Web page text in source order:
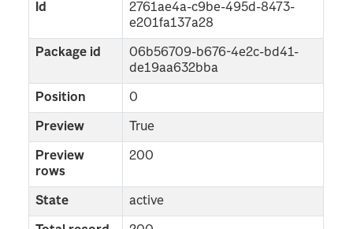
Id
2761ae4a-c9be-495d-8473-
e201fa137a28
Package id
06b56709-b676-4e2c-bd41-
de19aa632bba
Position 0
Preview True
Preview
rows
200
State active